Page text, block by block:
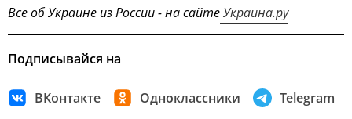
Все об Украине из России - на сайтеУкраина.ру
Подписывайся на
ВКонтакте Одноклассники Telegram